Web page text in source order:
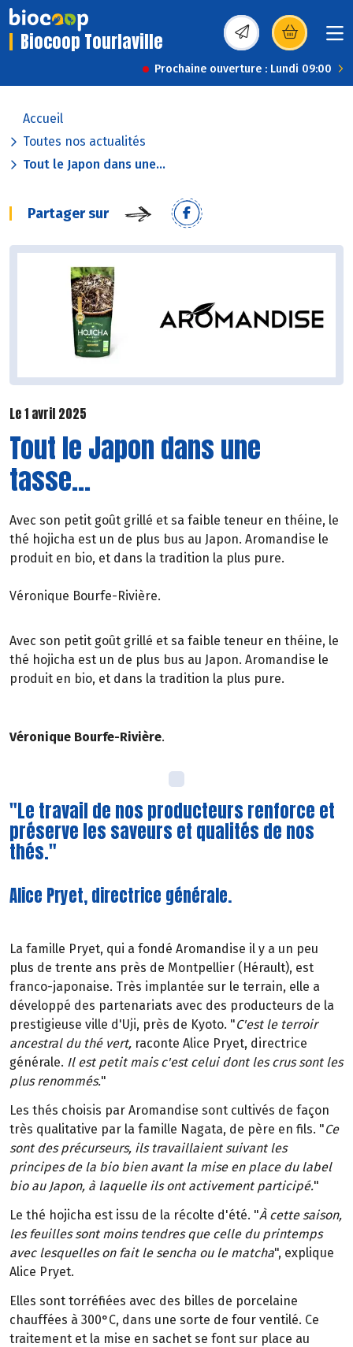
Biocoop Tourlaville (s’ouvre dans une
Prochaine ouverture : Lundi 09:00
Accueil
Toutes nos actualités
Tout le Japon dans une...
Partager sur
Le 1 avril 2025
Tout le Japon dans une
tasse...
Avec son petit goût grillé et sa faible teneur en théine, le
thé hojicha est un de plus bus au Japon. Aromandise le
produit en bio, et dans la tradition la plus pure.
Véronique Bourfe-Rivière.
Avec son petit goût grillé et sa faible teneur en théine, le
thé hojicha est un de plus bus au Japon. Aromandise le
produit en bio, et dans la tradition la plus pure.
Véronique Bourfe-Rivière.
"Le travail de nos producteurs renforce et
préserve les saveurs et qualités de nos
thés."
Alice Pryet, directrice générale.
La famille Pryet, qui a fondé Aromandise il y a un peu
plus de trente ans près de Montpellier (Hérault), est
franco-japonaise. Très implantée sur le terrain, elle a
développé des partenariats avec des producteurs de la
prestigieuse ville d'Uji, près de Kyoto. "C'est le terroir
ancestral du thé vert, raconte Alice Pryet, directrice
générale. Il est petit mais c'est celui dont les crus sont les
plus renommés."
Les thés choisis par Aromandise sont cultivés de façon
très qualitative par la famille Nagata, de père en fils. "Ce
sont des précurseurs, ils travaillaient suivant les
principes de la bio bien avant la mise en place du label
bio au Japon, à laquelle ils ont activement participé."
Le thé hojicha est issu de la récolte d'été. "À cette saison,
les feuilles sont moins tendres que celle du printemps
avec lesquelles on fait le sencha ou le matcha", explique
Alice Pryet.
Elles sont torréfiées avec des billes de porcelaine
chauffées à 300°C, dans une sorte de four ventilé. Ce
traitement et la mise en sachet se font sur place au